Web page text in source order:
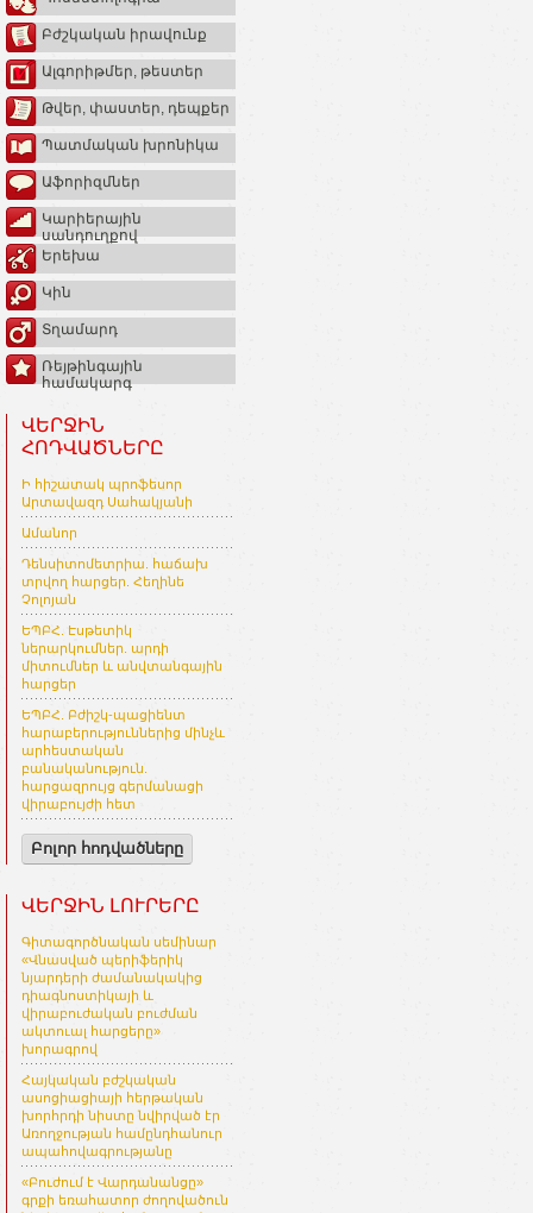
Բժշկական իրավունք
Ալգորիթմեր, թեստեր
Թվեր, փաստեր, դեպքեր
Պատմական խրոնիկա
Աֆորիզմներ
Կարիերային
սանդուղքով
Երեխա
Կին
Տղամարդ
Ռեյթինգային
համակարգ
ՎԵՐՋԻՆ
ՀՈԴՎԱԾՆԵՐԸ
Ի հիշատակ պրոֆեսոր
Արտավազդ Սահակյանի
Ամանոր
Դենսիտոմետրիա. հաճախ
տրվող հարցեր. Հեղինե
Չոլոյան
ԵՊԲՀ. Էսթետիկ
ներարկումներ. արդի
միտումներ և անվտանգային
հարցեր
ԵՊԲՀ. Բժիշկ-պացիենտ
հարաբերություններից մինչև
արհեստական
բանականություն.
հարցազրույց գերմանացի
վիրաբույժի հետ
Բոլոր հոդվածները
ՎԵՐՋԻՆ ԼՈՒՐԵՐԸ
Գիտագործնական սեմինար
«Վնասված պերիֆերիկ
նյարդերի ժամանակակից
դիագնոստիկայի և
վիրաբուժական բուժման
ակտուալ հարցերը»
խորագրով
Հայկական բժշկական
ասոցիացիայի հերթական
խորհրդի նիստը նվիրված էր
Առողջության համընդհանուր
ապահովագրությանը
«Բուժում է Վարդանանցը»
գրքի եռահատոր ժողովածուն